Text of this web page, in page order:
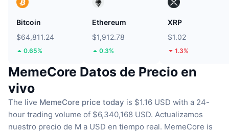
Bitcoin
$64,811.24
0.65%
Ethereum
$1,912.78
0.3%
XRP
$1.02
1.3%
MemeCore Datos de Precio en
vivo
The live MemeCore price today is $1.16 USD with a 24-
hour trading volume of $6,340,168 USD. Actualizamos
nuestro precio de M a USD en tiempo real. MemeCore is